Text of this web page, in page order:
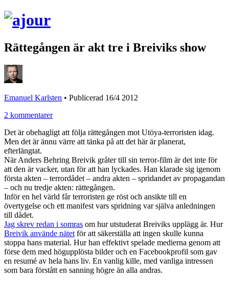
Rättegången är akt tre i Breiviks show
Emanuel Karlsten • Publicerad 16/4 2012
2 kommentarer
Det är obehagligt att följa rättegången mot Utöya-terroristen idag.
Men det är ännu värre att tänka på att det här är planerat,
efterlängtat.
När Anders Behring Breivik gråter till sin terror-film är det inte för
att den är vacker, utan för att han lyckades. Han klarade sig igenom
första akten – terrordådet – andra akten – spridandet av propagandan
– och nu tredje akten: rättegången.
Inför en hel värld får terroristen ge röst och ansikte till en
övertygelse och ett manifest vars spridning var själva anledningen
till dådet.
Jag skrev redan i somras om hur utstuderat Breiviks upplägg är. Hur
Breivik använde nätet för att säkerställa att ingen skulle kunna
stoppa hans material. Hur han effektivt spelade medierna genom att
förse dem med högupplösta bilder och en Facebookprofil som gav
en resumé av hela hans liv. En vanlig kille, med vanliga intressen
som bara förstått en sanning högre än alla andras.